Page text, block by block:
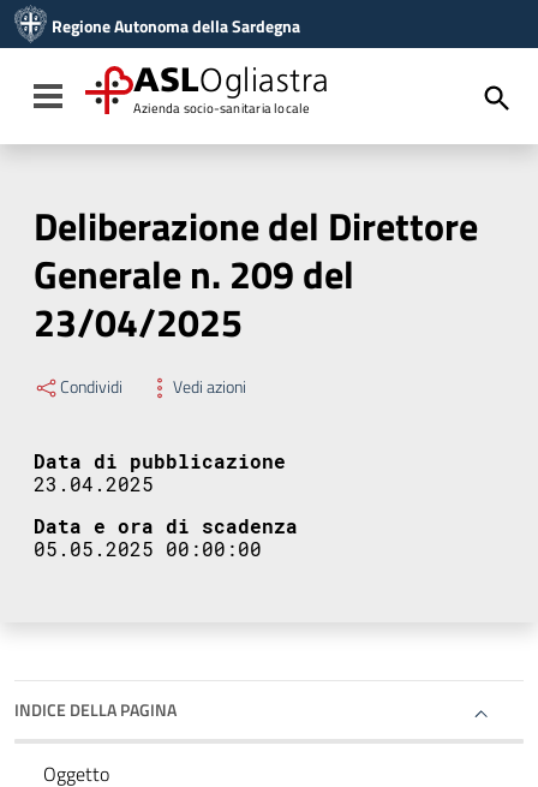
Vai al menu di navigazione
Vai al footer
Regione Autonoma della Sardegna
Toggle navigation
ASLOgliastra
Azienda socio-sanitaria locale
Deliberazione del Direttore
Generale n. 209 del
23/04/2025
Condividi Vedi azioni
Data di pubblicazione
23.04.2025
Data e ora di scadenza
05.05.2025 00:00:00
INDICE DELLA PAGINA
Oggetto